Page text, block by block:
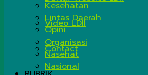
Video LDII
Contact
Kesehatan
Lintas Daerah
Opini
Organisasi
Nasehat
Nasional